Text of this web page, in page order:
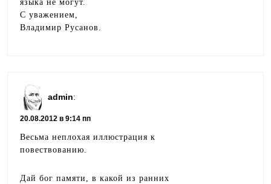
языка не могут.
С уважением,
Владимир Русанов.
admin:
20.08.2012 в 9:14 пп
Весьма неплохая иллюстрация к
повествованию.
Дай бог памяти, в какой из ранних